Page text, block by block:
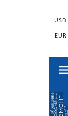
USD
EUR